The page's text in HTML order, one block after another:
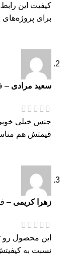
کیفیت این
برای
سعید مرادی –
جنس خیلی خوبی
قیمتش هم
زهرا کریمی –
این محصول رو
نسبت به